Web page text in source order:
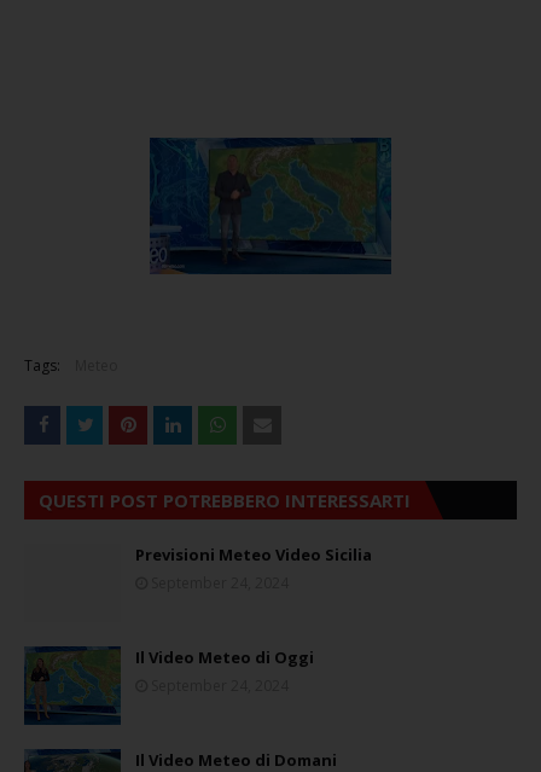
Tags:
QUESTI POST POTREBBERO INTERESSARTI
Previsioni Meteo Video Sicilia
Il Video Meteo di Oggi
Il Video Meteo di Domani